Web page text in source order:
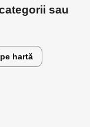
sau
hartă